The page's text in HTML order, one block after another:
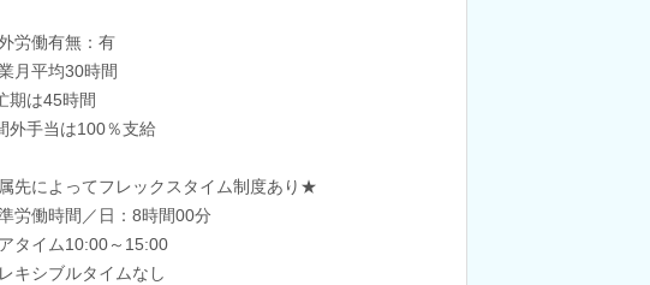
労働有無：有
月平均30時間
期は45時間
外手当は100％支給
先によってフレックスタイム制度あり★
労働時間／日：8時間00分
タイム10:00～15:00
キシブルタイムなし